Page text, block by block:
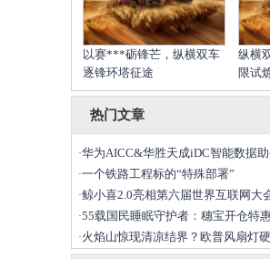
以赛***砺锋芒，纵横双车
逐锋环塔征途
纵横
限试
热门文章
·华为AICC&华胜天成iDC智能数据助
·一个铁路工程标的“特殊部署”
·鲸小喜2.0亮相第六届世界互联网大
·55载国民睡眠守护者：穗宝开仓特
·火焰山惊现清凉结界？欧普风扇灯